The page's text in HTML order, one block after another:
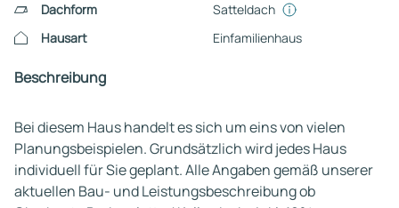
Dachform
Satteldach
Hausart
Einfamilienhaus
Beschreibung
Bei diesem Haus handelt es sich um eins von vielen
Planungsbeispielen. Grundsätzlich wird jedes Haus
individuell für Sie geplant. Alle Angaben gemäß unserer
aktuellen Bau- und Leistungsbeschreibung ob